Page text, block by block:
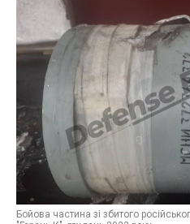
Бойова частина зі збитого